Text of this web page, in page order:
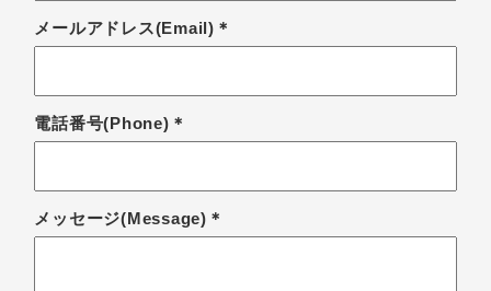
メールアドレス(Email)＊
電話番号(Phone)＊
メッセージ(Message)＊